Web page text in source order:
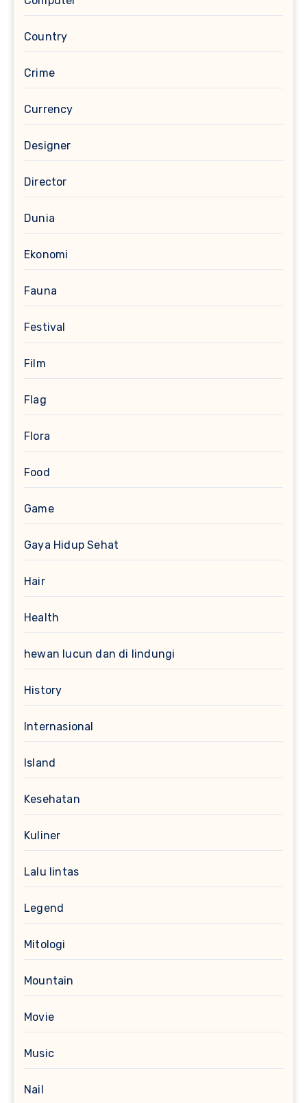
Country
Crime
Currency
Designer
Director
Dunia
Ekonomi
Fauna
Festival
Film
Flag
Flora
Food
Game
Gaya Hidup Sehat
Hair
Health
hewan lucun dan di lindungi
History
Internasional
Island
Kesehatan
Kuliner
Lalu lintas
Legend
Mitologi
Mountain
Movie
Music
Nail